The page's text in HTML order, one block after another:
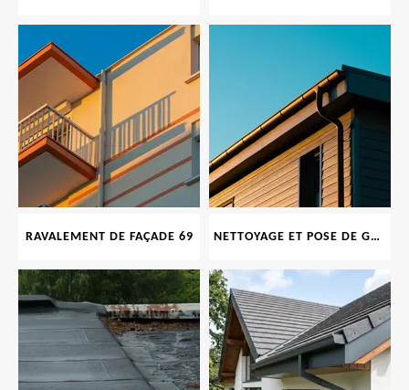
RAVALEMENT DE FAÇADE 69 NETTOYAGE ET POSE DE GOUTTIÈRE 69